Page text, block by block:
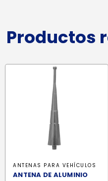
Productos
ANTENAS PARA VEHÍCULOS
ANTENA DE ALUMINIO